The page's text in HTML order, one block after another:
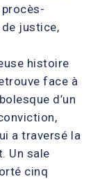
justice,
histoire
face à
d’un
a traversé la
Un sale
cinq